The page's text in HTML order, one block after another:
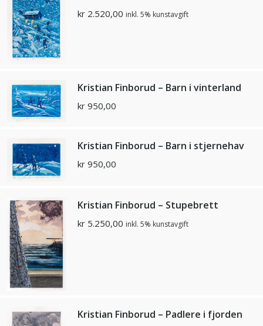
kr 2.520,00 inkl. 5% kunstavgift
Kristian Finborud – Barn i vinterland
kr 950,00
Kristian Finborud – Barn i stjernehav
kr 950,00
Kristian Finborud – Stupebrett
kr 5.250,00 inkl. 5% kunstavgift
Kristian Finborud – Padlere i fjorden